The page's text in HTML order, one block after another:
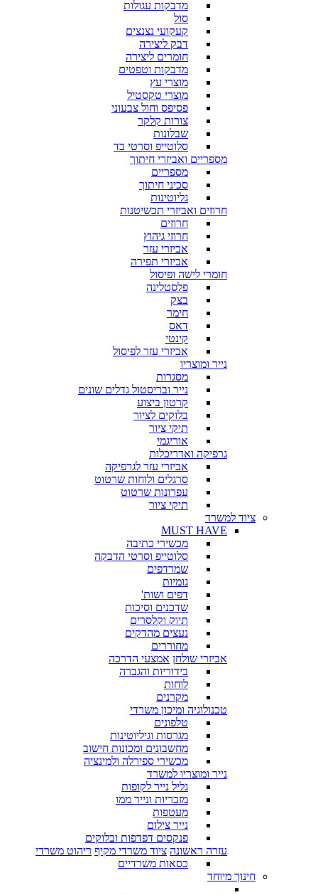
מדבקות עגולות
סול
קעקועי נצנצים
דבק ליצירה
חומרים ליצירה
מדבקות וטפטים
מוצרי עץ
מוצרי טקסטיל
פסיפס וחול צבעוני
צורות קלקר
שבלונות
סלוטייפ וסרטי בד
מספריים ואביזרי חיתוך
מספריים
סכיני חיתוך
גליוטינות
חרוזים ואביזרי תכשיטנות
חרוזים
חרוזי גיהוץ
אביזרי עזר
אביזרי תפירה
חומרי לישה ופיסול
פלסטלינה
בצק
חימר
דאס
קינטי
אביזרי עזר לפיסול
נייר ומוצריו
מסגרות
נייר ובריסטול גדלים שונים
קרטון ביצוע
בלוקים לציור
תיקי ציור
אוריגמי
גרפיקה ואדריכלות
אביזרי עזר לגרפיקה
סרגלים ולוחות שרטוט
עפרונות שרטוט
תיקי ציור
ציוד למשרד
MUST HAVE
מכשירי כתיבה
סלוטייפ וסרטי הדבקה
שמרדפים
גומיות
דפים ושות'
שדכנים וסיכות
תיוק וקלסרים
נעצים מהדקים
מחוררים
אביזרי שולחן אמצעי הדרכה
בידוריות והגברה
לוחות
מקרנים
טכנולוגיה ומיכון משרדי
טלפונים
מגרסות וגיליוטינות
מחשבונים ומכונות חישוב
מכשירי ספירלה ולמינציה
נייר ומוצריו למשרד
גליל נייר לקופות
מזכריות ונייר ממו
מעטפות
נייר צילום
פנקסים דפדפות ובלוקים
עזרה ראשונה ציוד משרדי מקיף ריהוט משרדי
כסאות משרדיים
חינוך מיוחד